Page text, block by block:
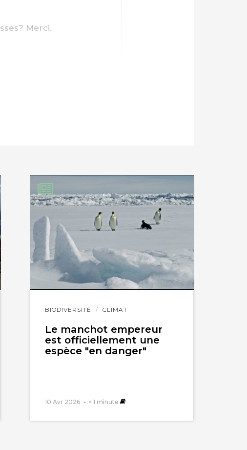
Merci.
BIODIVERSITÉ CLIMAT
Le manchot empereur
est officiellement une
espèce "en danger"
10 Avr 2026 < 1 minute
Lire